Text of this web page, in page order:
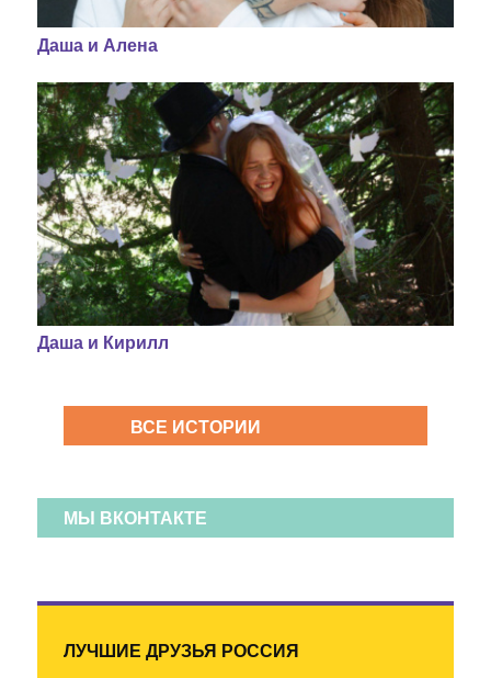
Даша и Алена
Даша и Кирилл
ВСЕ ИСТОРИИ
МЫ ВКОНТАКТЕ
ЛУЧШИЕ ДРУЗЬЯ РОССИЯ